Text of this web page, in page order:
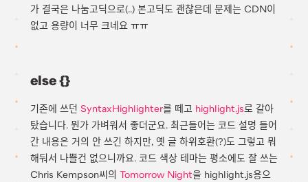
가 결국은 나눔고딕으로(..) 본고딕도 괜찮은데 문제는 CDN이
없고 용량이 너무 크네요 ㅠㅠ
else {}
기존에 쓰던 SyntaxHighlighter를 떼고 highlight.js로 갈아
탔습니다. 뭔가 가벼워서 좋더군요. 최근들어는 코드 설명 들어
간 내용은 거의 안 쓰긴 하지만, 옛 글 하위호환(?)도 그렇고 뭐
해둬서 나쁠건 없으니까요. 코드 색상 테마는 평소에도 잘 쓰는
Chris Kempson씨의 Tomorrow Night을 highlight.js용으